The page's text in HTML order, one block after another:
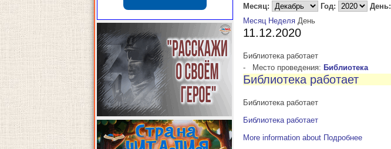
Месяц: Год:
День:
Месяц Неделя День
11.12.2020
Библиотека работает
-
Место проведения: Библиотека
Библиотека работает
Библиотека работает
Библиотека работает
More information about Подробнее